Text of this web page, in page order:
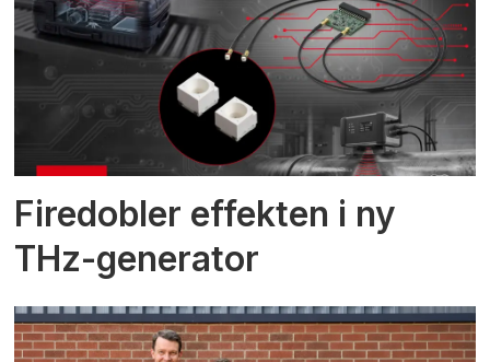
Firedobler effekten i ny
THz-generator